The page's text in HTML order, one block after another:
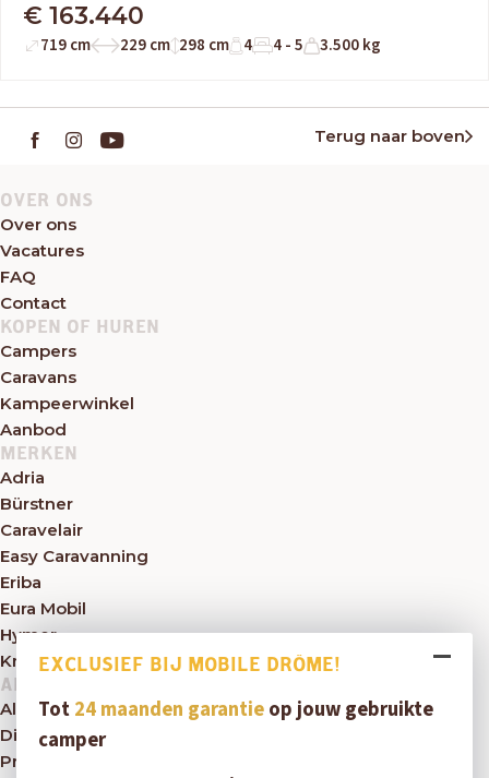
€ 163.440
719 cm 229 cm 298 cm 4 4 - 5 3.500 kg
Terug naar boven
OVER ONS
Over ons
Vacatures
FAQ
Contact
KOPEN OF HUREN
Campers
Caravans
Kampeerwinkel
Aanbod
MERKEN
Adria
Bürstner
Caravelair
Easy Caravanning
Eriba
Eura Mobil
Hymer
Knaus
ALGEMEEN
Algemene voorwaarden
Disclaimer
Privacybeleid
EXCLUSIEF BIJ MOBILE DRÔME!
Tot24 maanden garantieop jouw gebruikte
camper